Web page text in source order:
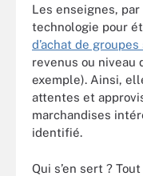
Les enseignes,
technologie pour
d’achat de
revenus ou niveau
exemple). Ainsi,
attentes et
marchandises
identifié.
Qui s’en sert ?